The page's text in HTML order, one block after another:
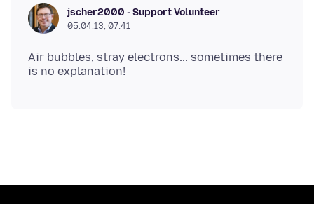
jscher2000 - Support Volunteer
05.04.13, 07:41
Air bubbles, stray electrons... sometimes there